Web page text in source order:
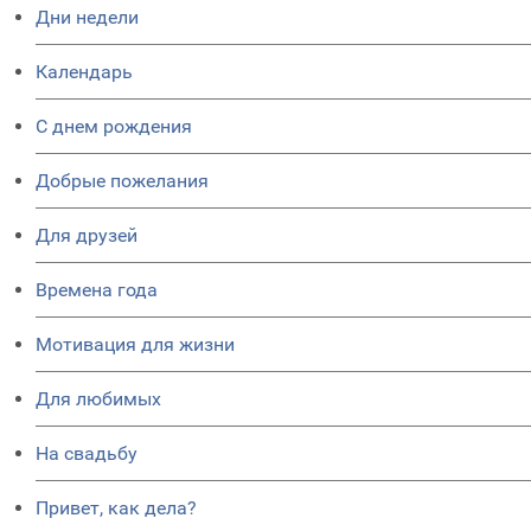
Дни недели
Календарь
C днем рождения
Добрые пожелания
Для друзей
Времена года
Мотивация для жизни
Для любимых
На свадьбу
Привет, как дела?